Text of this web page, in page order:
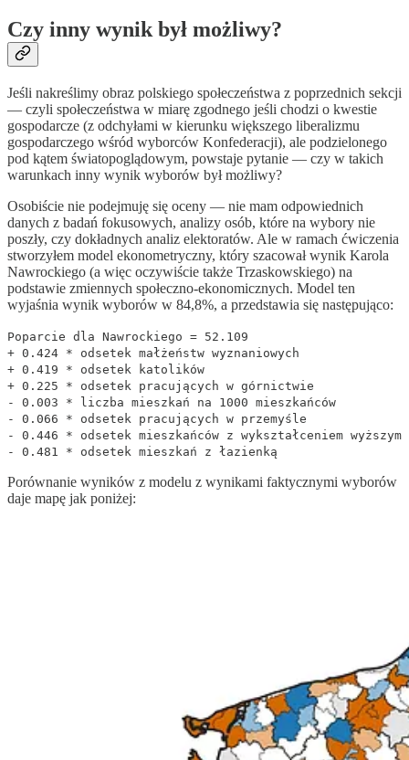
Czy inny wynik był możliwy?
Jeśli nakreślimy obraz polskiego społeczeństwa z poprzednich sekcji
— czyli społeczeństwa w miarę zgodnego jeśli chodzi o kwestie
gospodarcze (z odchyłami w kierunku większego liberalizmu
gospodarczego wśród wyborców Konfederacji), ale podzielonego
pod kątem światopoglądowym, powstaje pytanie — czy w takich
warunkach inny wynik wyborów był możliwy?
Osobiście nie podejmuję się oceny — nie mam odpowiednich
danych z badań fokusowych, analizy osób, które na wybory nie
poszły, czy dokładnych analiz elektoratów. Ale w ramach ćwiczenia
stworzyłem model ekonometryczny, który szacował wynik Karola
Nawrockiego (a więc oczywiście także Trzaskowskiego) na
podstawie zmiennych społeczno-ekonomicznych. Model ten
wyjaśnia wynik wyborów w 84,8%, a przedstawia się następująco:
Poparcie dla Nawrockiego = 52.109
+ 0.424 * odsetek małżeństw wyznaniowych
+ 0.419 * odsetek katolików
+ 0.225 * odsetek pracujących w górnictwie
- 0.003 * liczba mieszkań na 1000 mieszkańców
- 0.066 * odsetek pracujących w przemyśle
- 0.446 * odsetek mieszkańców z wykształceniem wyższym
- 0.481 * odsetek mieszkań z łazienką
Porównanie wyników z modelu z wynikami faktycznymi wyborów
daje mapę jak poniżej: